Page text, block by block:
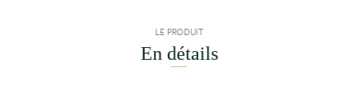
LE PRODUIT
En détails